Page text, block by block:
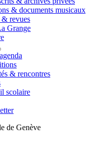
& documents musicaux
& revues
Grange
& rencontres
scolaire